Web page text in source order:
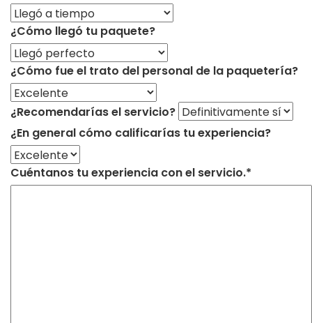
¿Cómo llegó tu paquete?
¿Cómo fue el trato del personal de la paquetería?
¿Recomendarías el servicio?
¿En general cómo calificarías tu experiencia?
Cuéntanos tu experiencia con el servicio.*